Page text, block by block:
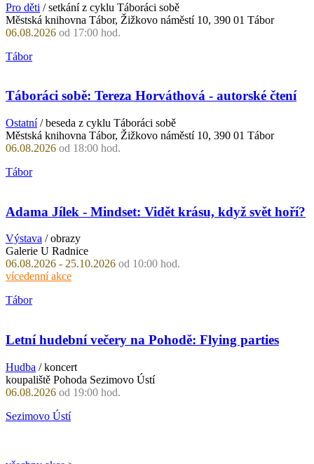
Pro děti / setkání z cyklu Táboráci sobě
Městská knihovna Tábor, Žižkovo náměstí 10, 390 01 Tábor
06.08.2026 od 17:00 hod.
Tábor
Táboráci sobě: Tereza Horváthová - autorské čtení
Ostatní/ beseda z cyklu Táboráci sobě
Městská knihovna Tábor, Žižkovo náměstí 10, 390 01 Tábor
06.08.2026 od 18:00 hod.
Tábor
Adama Jílek - Mindset: Vidět krásu, když svět hoří?
Výstava / obrazy
Galerie U Radnice
06.08.2026 - 25.10.2026 od 10:00 hod.
vícedenní akce
Tábor
Letní hudební večery na Pohodě: Flying parties
Hudba / koncert
koupaliště Pohoda Sezimovo Ústí
06.08.2026 od 19:00 hod.
Sezimovo Ústí